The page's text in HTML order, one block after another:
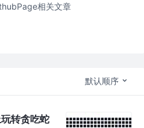
相关文章
默认顺序
转贪吃蛇